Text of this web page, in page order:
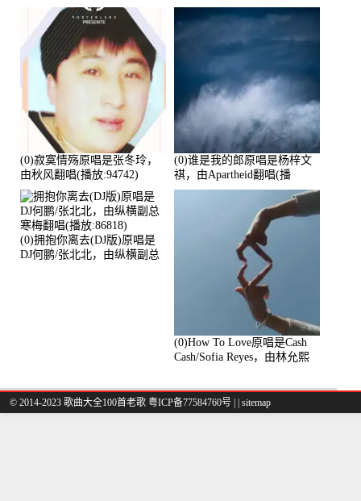
数:108697)
放:102381)
(0)寂寞情殇原唱是张冬玲，
由秋风翻唱(播放:94742)
(0)谁是我的郎原唱是杨梓文
祺，由Apartheid翻唱(播
放:94178)
(0)拥抱你离去(DJ版)原唱是
DJ何鹏/张北北，由纵横副总
(0)How To Love原唱是Cash
Cash/Sofia Reyes，由林允熙
© 2014-2023 歌曲大全100首老歌 粤ICP备77584760号 sitemap